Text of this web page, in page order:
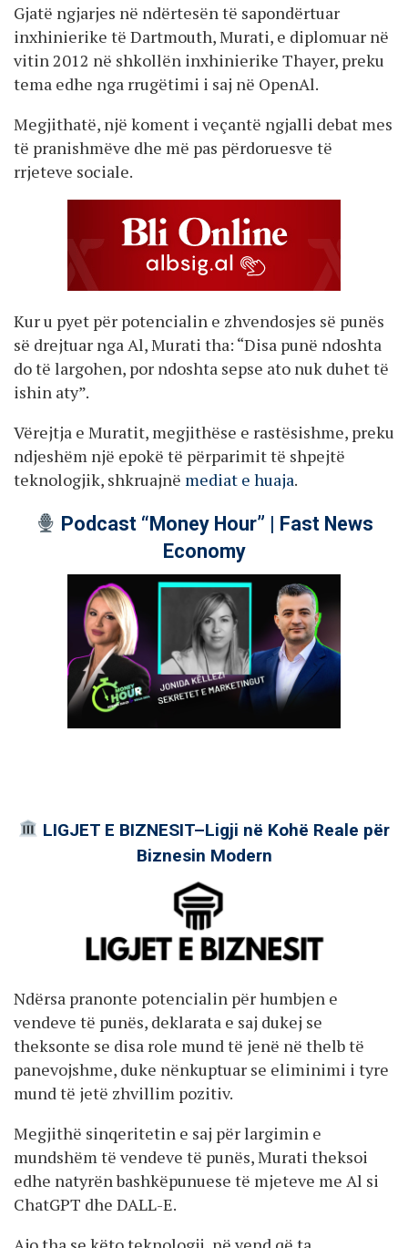
Gjatë ngjarjes në ndërtesën të sapondërtuar
inxhinierike të Dartmouth, Murati, e diplomuar në
vitin 2012 në shkollën inxhinierike Thayer, preku
tema edhe nga rrugëtimi i saj në OpenAl.
Megjithatë, një koment i veçantë ngjalli debat mes
të pranishmëve dhe më pas përdoruesve të
rrjeteve sociale.
Kur u pyet për potencialin e zhvendosjes së punës
së drejtuar nga Al, Murati tha: “Disa punë ndoshta
do të largohen, por ndoshta sepse ato nuk duhet të
ishin aty”.
Vërejtja e Muratit, megjithëse e rastësishme, preku
ndjeshëm një epokë të përparimit të shpejtë
teknologjik, shkruajnë mediat e huaja.
Podcast “Money Hour” | Fast News
Economy
LIGJET E BIZNESIT–Ligji në Kohë Reale për
Biznesin Modern
Ndërsa pranonte potencialin për humbjen e
vendeve të punës, deklarata e saj dukej se
theksonte se disa role mund të jenë në thelb të
panevojshme, duke nënkuptuar se eliminimi i tyre
mund të jetë zhvillim pozitiv.
Megjithë sinqeritetin e saj për largimin e
mundshëm të vendeve të punës, Murati theksoi
edhe natyrën bashkëpunuese të mjeteve me Al si
ChatGPT dhe DALL-E.